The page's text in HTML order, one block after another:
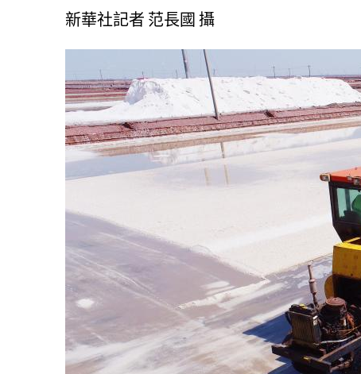
新華社記者 范長國 攝